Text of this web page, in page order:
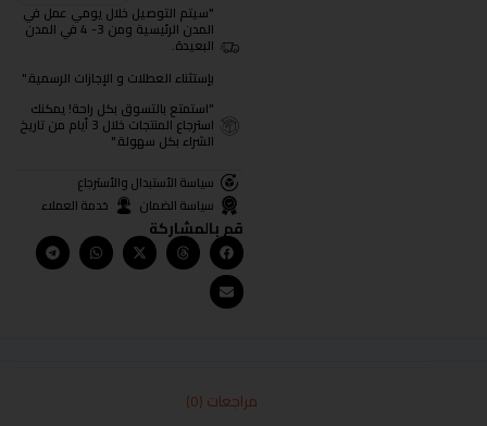
"سيتم التوصيل خلال يومي عمل في
المدن الرئيسية ومن 3- 4 في المدن
البعيدة.
بإستثناء العطلات و الإجازات الرسمية."
"استمتع بالتسوق بكل راحة! يمكنك
استرجاع المنتجات خلال 3 أيام من تاريخ
الشراء بكل سهولة."
سياسة الأستبدال والأسترجاع
سياسة الضمان
خدمة العملاء
قم بالمشاركة
مراجعات (0)